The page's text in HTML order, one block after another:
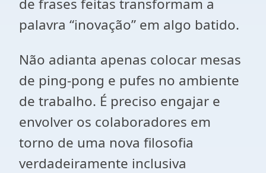
de frases feitas transformam a
palavra “inovação” em algo batido.
Não adianta apenas colocar mesas
de ping-pong e pufes no ambiente
de trabalho. É preciso engajar e
envolver os colaboradores em
torno de uma nova filosofia
verdadeiramente inclusiva